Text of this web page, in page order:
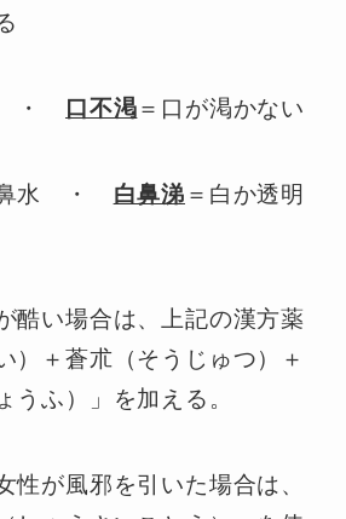
・ 口不渇＝口が渇かない
鼻水 ・ 白鼻涕 ＝白か透明
酷い場合は、上記の漢方薬
）＋蒼朮（そうじゅつ）＋
うふ）」を加える。
性が風邪を引いた場合は、